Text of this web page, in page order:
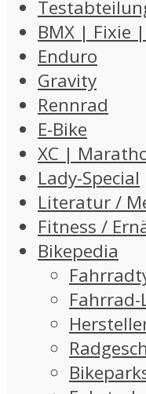
BMX | Fixie
Enduro
Gravity
Rennrad
E-Bike
XC |
Lady-Special
Literatur /
Fitness /
Bikepedia
Fahrrad-